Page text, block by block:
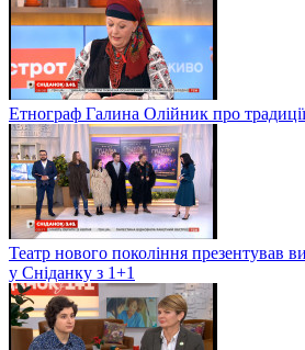
Етнограф Галина Олійник про
Театр нового покоління презентував
у Сніданку з 1+1